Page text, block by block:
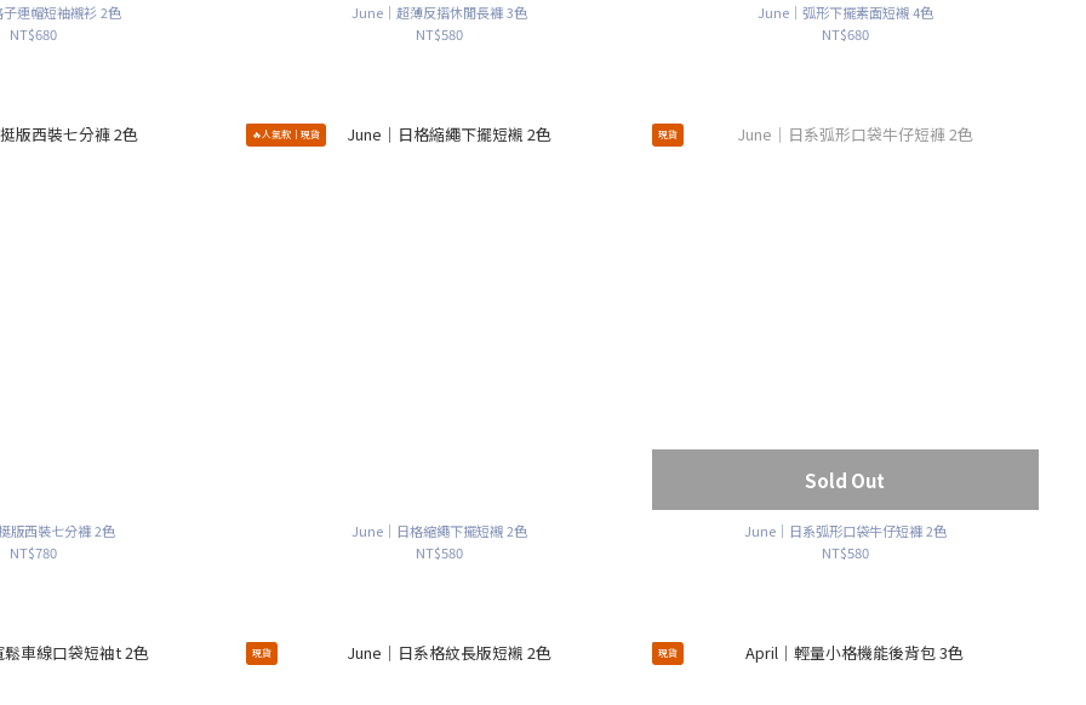
連帽短袖襯衫 2色
NT$680
June｜超薄反摺休閒長褲 3色
NT$580
June｜弧形下擺素面短襯 4色
NT$680
版西裝七分褲 2色
NT$780
🔥人氣款｜現貨
June｜日格縮繩下擺短襯 2色
NT$580
現貨
Sold Out
June｜日系弧形口袋牛仔短褲 2色
NT$580
現貨 現貨